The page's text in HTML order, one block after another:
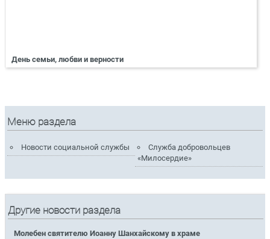
День семьи, любви и верности
Меню раздела
Новости социальной службы
Служба добровольцев
«Милосердие»
Другие новости раздела
Молебен святителю Иоанну Шанхайскому в храме